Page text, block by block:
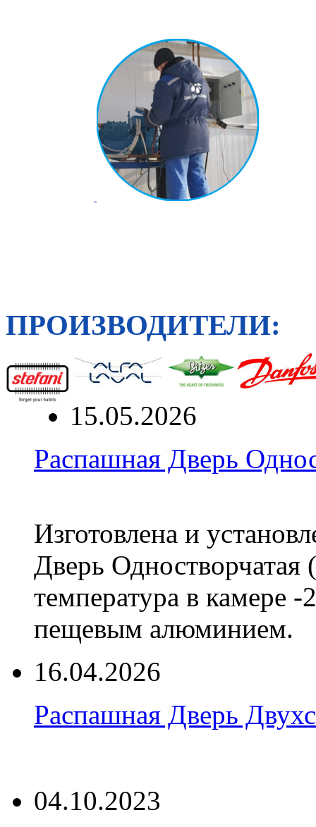
ПРОИЗВОДИТЕЛИ:
15.05.2026
Распашная Дверь
Изготовлена и
Дверь
температура в камере
пещевым алюминием.
16.04.2026
Распашная Дверь
04.10.2023